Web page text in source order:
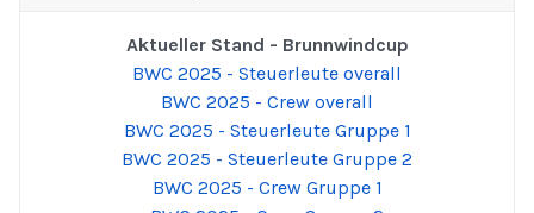
Aktueller Stand - Brunnwindcup
BWC 2025 - Steuerleute overall
BWC 2025 - Crew overall
BWC 2025 - Steuerleute Gruppe 1
BWC 2025 - Steuerleute Gruppe 2
BWC 2025 - Crew Gruppe 1